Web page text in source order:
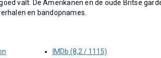
valt. De Amerikanen en de oude Britse
en bandopnames.
IMDb (8,2 / 1115)